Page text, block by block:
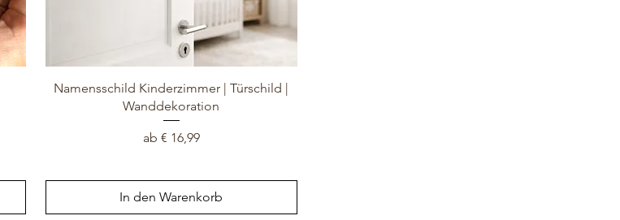
Namensschild Kinderzimmer | Türschild |
Wanddekoration
ab € 16,99
Sale-Preis
In den Warenkorb